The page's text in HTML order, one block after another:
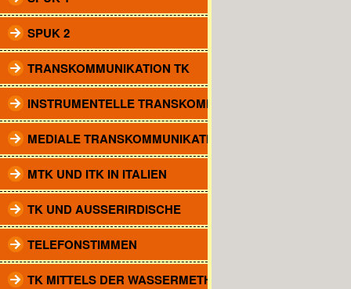
SPUK 2
TRANSKOMMUNIKATION TK
INSTRUMENTELLE TRANSKOMM.
MEDIALE TRANSKOMMUNIKATION
MTK UND ITK IN ITALIEN
TK UND AUSSERIRDISCHE
TELEFONSTIMMEN
TK MITTELS DER WASSERMETHODE